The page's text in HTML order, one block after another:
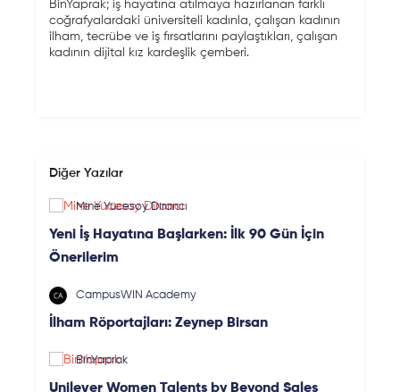
BinYaprak; iş hayatına atılmaya hazırlanan farklı
coğrafyalardaki üniversiteli kadınla, çalışan kadının
ilham, tecrübe ve iş fırsatlarını paylaştıkları, çalışan
kadının dijital kız kardeşlik çemberi.
Diğer Yazılar
Mine Yücesoy Dirancı
Yeni İş Hayatına Başlarken: İlk 90 Gün İçin
Önerilerim
CampusWIN Academy
İlham Röportajları: Zeynep Birsan
BinYaprak
Unilever Women Talents by Beyond Sales